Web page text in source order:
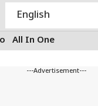
All In One
---Advertisement---